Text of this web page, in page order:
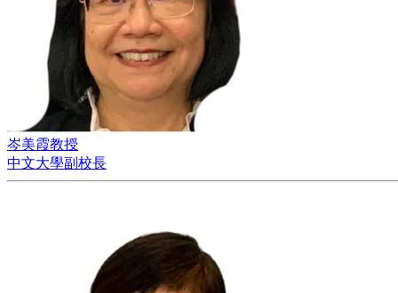
岑美霞教授
中文大學副校長